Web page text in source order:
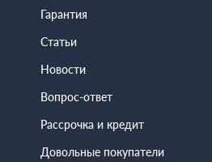
Гарантия
Статьи
Новости
Вопрос-ответ
Рассрочка и кредит
Довольные покупатели